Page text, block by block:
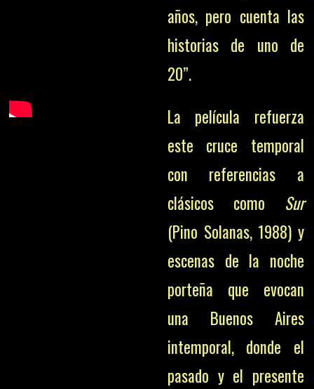
años, pero cuenta las
historias de uno de
20”.
La película refuerza
este cruce temporal
con referencias a
clásicos como Sur
(Pino Solanas, 1988) y
escenas de la noche
porteña que evocan
una Buenos Aires
intemporal, donde el
pasado y el presente